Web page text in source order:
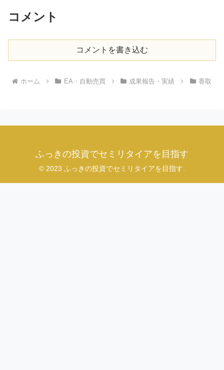
コメント
コメントを書き込む
ホーム EA・自動売買 成果報告・実績 香取
ふっきの投資でセミリタイアを目指す
© 2023 ふっきの投資でセミリタイアを目指す.